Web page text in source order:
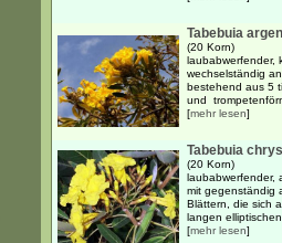
Tabebuia
(20 Korn)
laubabwerfender,
wechselständig
bestehend aus 5
und
[mehr lesen]
Tabebuia
(20 Korn)
laubabwerfender,
mit gegenständig
Blättern, die sich
langen
[mehr lesen]